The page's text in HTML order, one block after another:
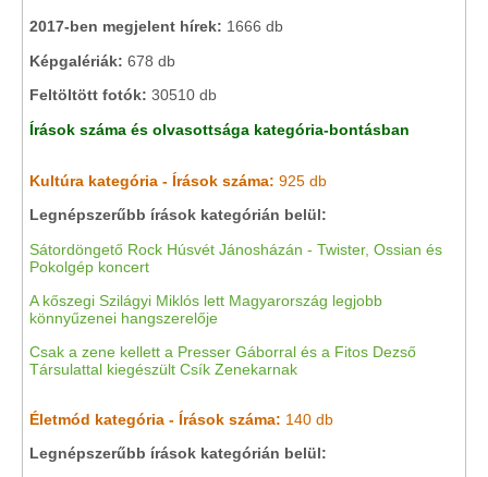
2017-ben megjelent hírek: 1666 db
Képgalériák: 678 db
Feltöltött fotók: 30510 db
Írások száma és olvasottsága kategória-bontásban
Kultúra kategória - Írások száma: 925 db
Legnépszerűbb írások kategórián belül:
Sátordöngető Rock Húsvét Jánosházán - Twister, Ossian és
Pokolgép koncert
A kőszegi Szilágyi Miklós lett Magyarország legjobb
könnyűzenei hangszerelője
Csak a zene kellett a Presser Gáborral és a Fitos Dezső
Társulattal kiegészült Csík Zenekarnak
Életmód kategória - Írások száma: 140 db
Legnépszerűbb írások kategórián belül: